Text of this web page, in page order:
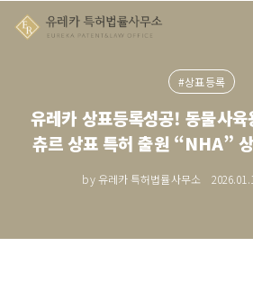
#상표등록
유레카 상표등록성공! 동물사
츄르 상표 특허 출원 “NHA”
by 유레카 특허법률사무소